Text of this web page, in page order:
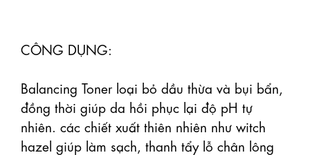
CÔNG DỤNG:
Balancing Toner loại bỏ dầu thừa và bụi bẩn,
đồng thời giúp da hồi phục lại độ pH tự
nhiên. các chiết xuất thiên nhiên như witch
hazel giúp làm sạch, thanh tẩy lỗ chân lông